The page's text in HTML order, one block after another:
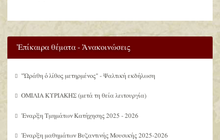
Ἐπίκαιρα θέματα - Ἀνακοινώσεις
"Ὡράθη ὁ λίθος μετηρμένος" - Ψαλτική εκδήλωση
ΟΜΙΛΙΑ ΚΥΡΙΑΚΗΣ (μετά τη θεία λειτουργία)
Έναρξη Τμημάτων Κατήχησης 2025 - 2026
Έναρξη μαθημάτων Βυζαντινής Μουσικής 2025-2026